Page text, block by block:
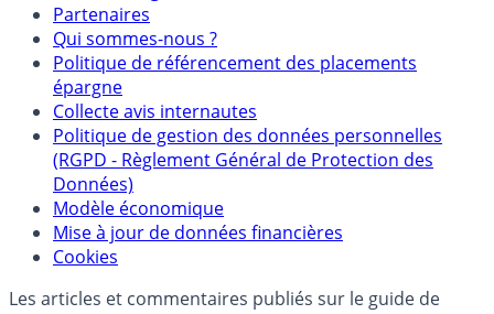
Mentions légales et Conditions d’utilisation
Partenaires
Qui sommes-nous ?
Politique de référencement des placements
épargne
Collecte avis internautes
Politique de gestion des données personnelles
(RGPD - Règlement Général de Protection des
Données)
Modèle économique
Cookies